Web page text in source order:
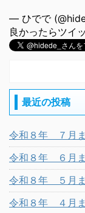
— ひでで
良かったらツイ
最近の投稿
令和８年 ７月
令和８年 ６月
令和８年 ５月
令和８年 ４月